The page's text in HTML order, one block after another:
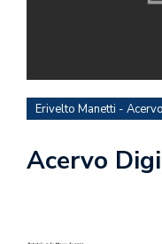
Erivelto Manetti -
Acervo